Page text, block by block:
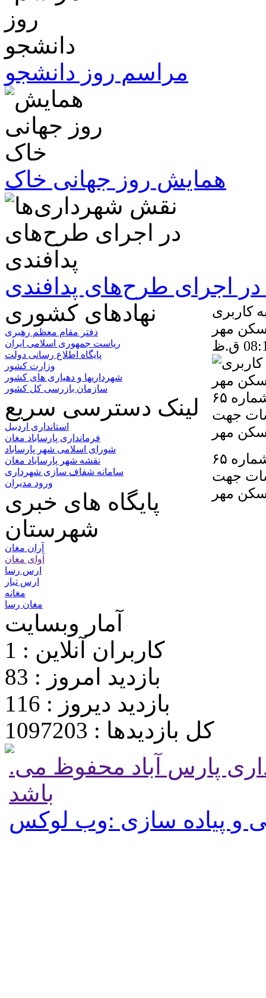
مراسم روز دانشجو
همایش روز جهانی خاک
اجرای طرح‌های پدافندی
کاربری
مهر
تغییر کاربری مقدار ۵۰۰۰ مترمربع از قطعه تفکیکی شماره ۶۵
جهت
تغییر کاربری مقدار ۵۰۰۰ مترمربع از قطعه تفکیکی شماره ۶۵
جهت
مهر
نهادهای کشوری
دفتر مقام معظم رهبری
ریاست جمهوری اسلامی ایران
پایگاه اطلاع رسانی دولت
وزارت کشور
شهرداریها و دهیاری های کشور
سازمان بازرسی کل کشور
لینک دسترسی سریع
استانداری اردبیل
فرمانداری پارساباد مغان
شورای اسلامی شهر پارساباد
نقشه شهر پارساباد مغان
سامانه شفاف سازی شهرداری
ورود مدیران
پایگاه های خبری
شهرستان
آران مغان
آوای مغان
ارس رسا
ارس تبار
مغانه
مغان رسا
آمار وبسایت
کاربران آنلاین : 1
بازدید امروز : 83
بازدید دیروز : 116
کل بازدیدها : 1097203
.تمامی حقوق برای پایگاه شهرداری پارس آباد محفوظ می
باشد
و پیاده سازی :وب لوکس